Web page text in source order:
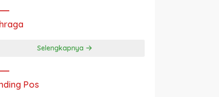
Selengkapnya
Pos